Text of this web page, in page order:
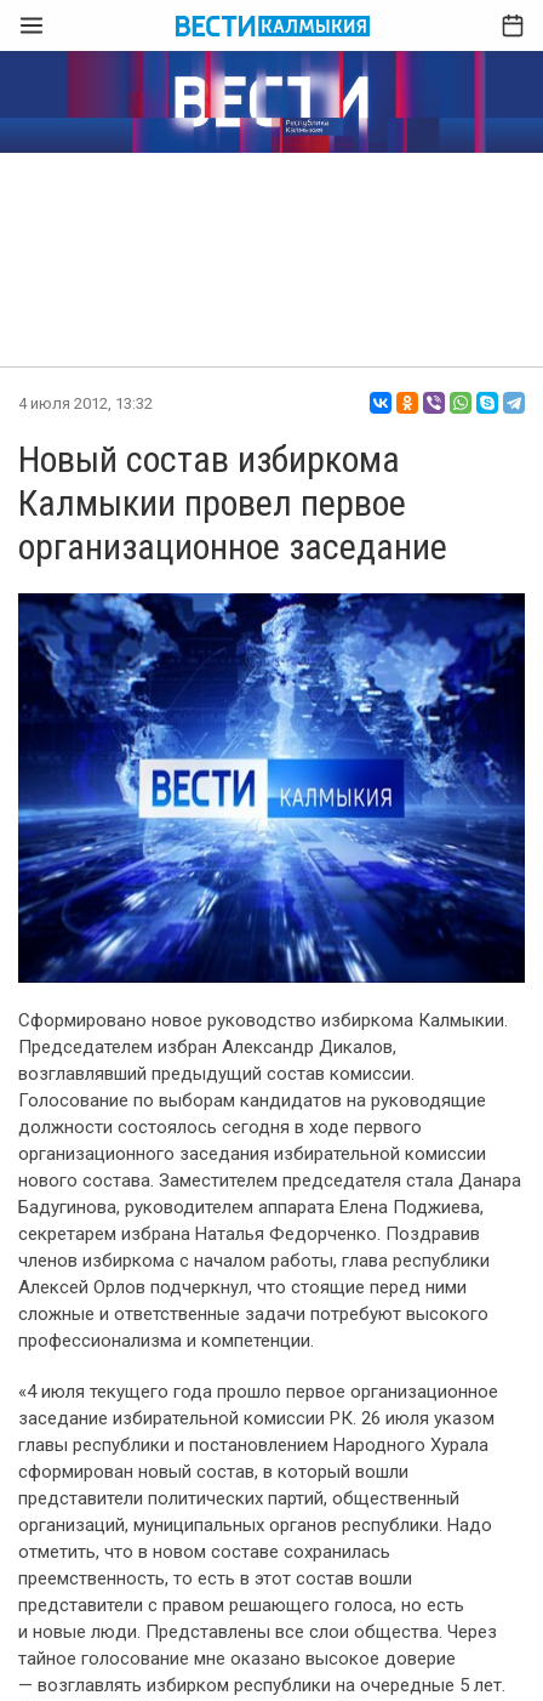
4 июля 2012, 13:32
Новый состав избиркома
Калмыкии провел первое
организационное заседание
Сформировано новое руководство избиркома Калмыкии.
Председателем избран Александр Дикалов,
возглавлявший предыдущий состав комиссии.
Голосование по выборам кандидатов на руководящие
должности состоялось сегодня в ходе первого
организационного заседания избирательной комиссии
нового состава. Заместителем председателя стала Данара
Бадугинова, руководителем аппарата Елена Поджиева,
секретарем избрана Наталья Федорченко. Поздравив
членов избиркома с началом работы, глава республики
Алексей Орлов подчеркнул, что стоящие перед ними
сложные и ответственные задачи потребуют высокого
профессионализма и компетенции.
«4 июля текущего года прошло первое организационное
заседание избирательной комиссии РК. 26 июля указом
главы республики и постановлением Народного Хурала
сформирован новый состав, в который вошли
представители политических партий, общественный
организаций, муниципальных органов республики. Надо
отметить, что в новом составе сохранилась
преемственность, то есть в этот состав вошли
представители с правом решающего голоса, но есть
и новые люди. Представлены все слои общества. Через
тайное голосование мне оказано высокое доверие
— возглавлять избирком республики на очередные 5 лет.